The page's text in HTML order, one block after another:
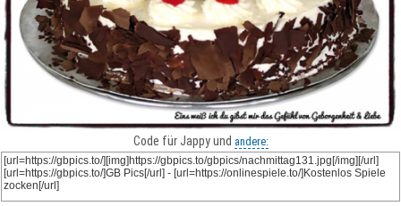
Code für Jappy und andere: